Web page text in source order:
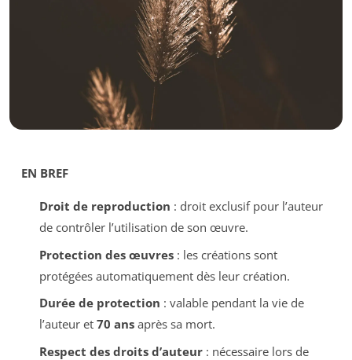
EN BREF
Droit de reproduction : droit exclusif pour l’auteur
de contrôler l’utilisation de son œuvre.
Protection des œuvres: les créations sont
protégées automatiquement dès leur création.
Durée de protection : valable pendant la vie de
l’auteur et 70 ansaprès sa mort.
Respect des droits d’auteur: nécessaire lors de